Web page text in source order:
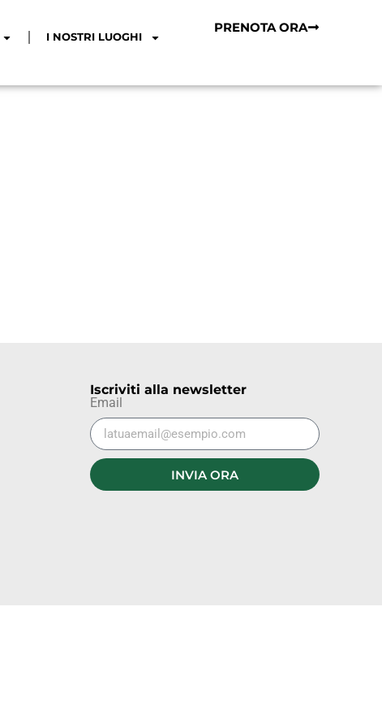
I NOSTRI LUOGHI
PRENOTA ORA
Iscriviti alla newsletter
Email
INVIA ORA